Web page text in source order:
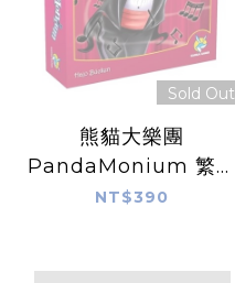
Sold Out
熊貓大樂團
PandaMonium 繁體
中文版
NT$390